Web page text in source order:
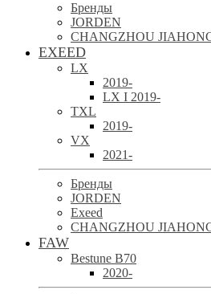
Бренды
JORDEN
CHANGZHOU
EXEED
LX
2019-
LX I 2019-
TXL
2019-
VX
2021-
Бренды
JORDEN
Exeed
CHANGZHOU
FAW
Bestune B70
2020-